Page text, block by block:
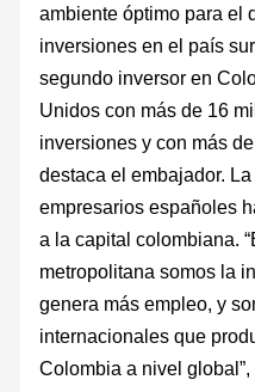
ambiente óptimo para el
inversiones en el país
segundo inversor en
Unidos con más de 16
inversiones y con más
destaca el embajador.
empresarios españoles
a la capital colombiana.
metropolitana somos la
genera más empleo, y
internacionales que
Colombia a nivel